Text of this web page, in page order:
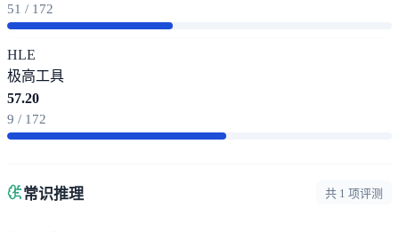
51 / 172
HLE
极高工具
57.20
9 / 172
常识推理 共 1 项评测